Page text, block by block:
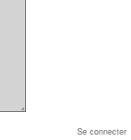
Se connecter